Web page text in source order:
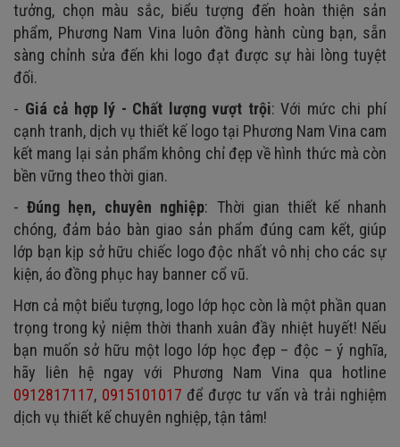
tưởng, chọn màu sắc, biểu tượng đến hoàn thiện sản
phẩm, Phương Nam Vina luôn đồng hành cùng bạn, sẵn
sàng chỉnh sửa đến khi logo đạt được sự hài lòng tuyệt
đối.
- Giá cả hợp lý - Chất lượng vượt trội: Với mức chi phí
cạnh tranh, dịch vụ thiết kế logo tại Phương Nam Vina cam
kết mang lại sản phẩm không chỉ đẹp về hình thức mà còn
bền vững theo thời gian.
-Đúng hẹn, chuyên nghiệp: Thời gian thiết kế nhanh
chóng, đảm bảo bàn giao sản phẩm đúng cam kết, giúp
lớp bạn kịp sở hữu chiếc logo độc nhất vô nhị cho các sự
kiện, áo đồng phục hay banner cổ vũ.
Hơn cả một biểu tượng, logo lớp học còn là một phần quan
trọng trong kỷ niệm thời thanh xuân đầy nhiệt huyết! Nếu
bạn muốn sở hữu một logo lớp học đẹp – độc – ý nghĩa,
hãy liên hệ ngay với Phương Nam Vina qua hotline
0912817117, 0915101017 để được tư vấn và trải nghiệm
dịch vụ thiết kế chuyên nghiệp, tận tâm!